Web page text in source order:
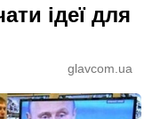
ідеї для
glavcom.ua